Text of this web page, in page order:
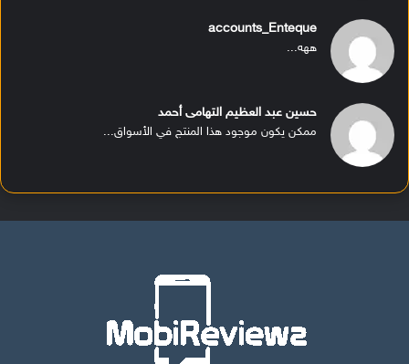
accounts_Enteque
ههه...
حسين عبد العظيم التهامى أحمد
ممكن يكون موجود هذا المنتج في الأسواق...